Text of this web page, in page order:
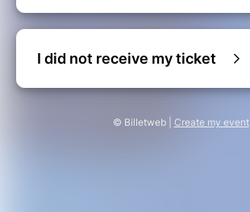
I did not receive my ticket
© Billetweb | Create my event